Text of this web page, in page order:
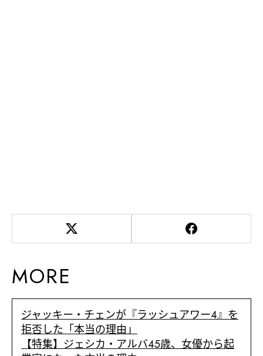
MORE
ジャッキー・チェンが『ラッシュアワー4』を
拒否した「本当の理由」
【特集】ジェシカ・アルバ45歳、女優から起